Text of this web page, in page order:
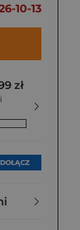
10-13
zł
DOŁĄCZ